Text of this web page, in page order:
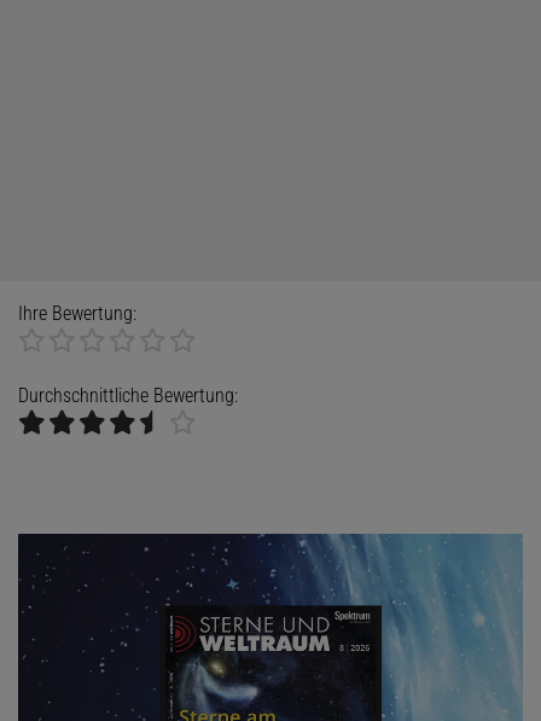
Ihre Bewertung:
Durchschnittliche Bewertung: